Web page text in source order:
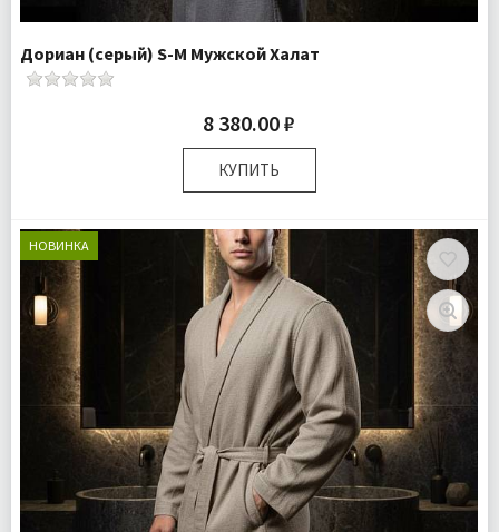
Дориан (серый) S-M Мужской Халат
8 380.00 ₽
КУПИТЬ
Плотность:
140 гр.м
Комплектация:
Халат 1 шт
Доставка:
Бесплатно
НОВИНКА